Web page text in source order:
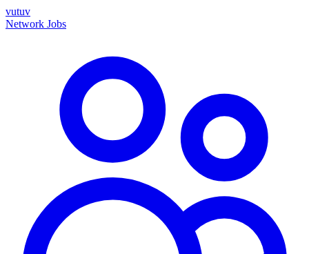
vutuv
Network Jobs